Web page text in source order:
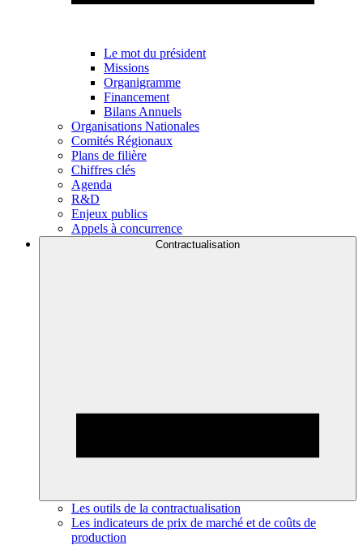
Le mot du président
Missions
Organigramme
Financement
Bilans Annuels
Organisations Nationales
Comités Régionaux
Plans de filière
Chiffres clés
Agenda
R&D
Enjeux publics
Appels à concurrence
Contractualisation
Les outils de la contractualisation
Les indicateurs de prix de marché et de coûts de
production